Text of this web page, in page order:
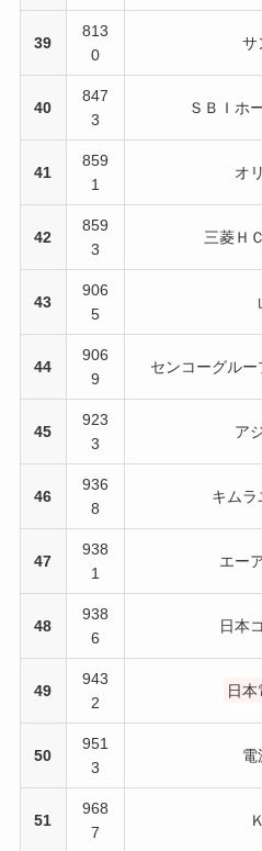
39
813
0
サ
40
847
3
ＳＢＩホ
41
859
1
オ
42
859
3
三菱Ｈ
43
906
5
44
906
9
センコーグル
45
923
3
ア
46
936
8
キムラ
47
938
1
エー
48
938
6
日本
49
943
2
日
50
951
3
電
51
968
7